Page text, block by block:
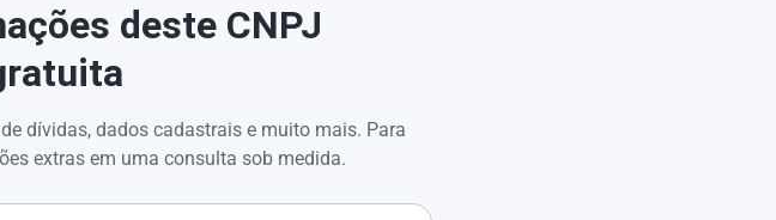
deste CNPJ
dívidas, dados cadastrais e muito mais. Para
extras em uma consulta sob medida.